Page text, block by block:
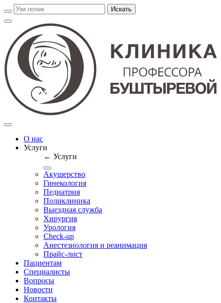
О нас
Услуги
← Услуги
Акушерство
Гинекология
Педиатрия
Поликлиника
Выездная служба
Хирургия
Урология
Check-up
Анестезиология и реанимация
Прайс-лист
Пациентам
Специалисты
Вопросы
Новости
Контакты